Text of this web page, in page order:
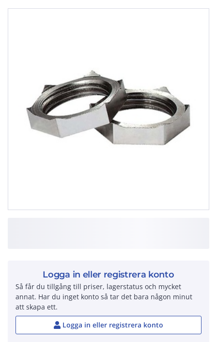
Logga in eller registrera konto
Så får du tillgång till priser, lagerstatus och mycket
annat. Har du inget konto så tar det bara någon minut
att skapa ett.
Logga in eller registrera konto